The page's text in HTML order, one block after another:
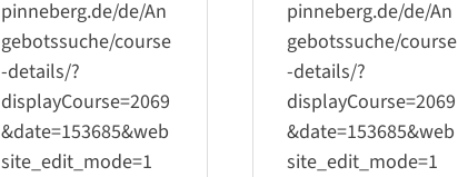
pinneberg.de/de/An
gebotssuche/course
-details/?
displayCourse=2069
&date=153685&web
site_edit_mode=1
pinneberg.de/de/An
gebotssuche/course
-details/?
displayCourse=2069
&date=153685&web
site_edit_mode=1